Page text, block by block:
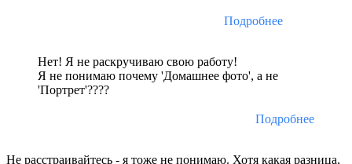
Подробнее
Нет! Я не раскручиваю свою работу!
Я не понимаю почему 'Домашнее фото', а не
'Портрет'????
Подробнее
Не расстраивайтесь - я тоже не понимаю. Хотя какая разница,